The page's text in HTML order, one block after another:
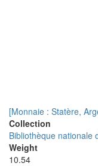
[Monnaie : Statère,
Collection
Bibliothèque nationale
Weight
10.54